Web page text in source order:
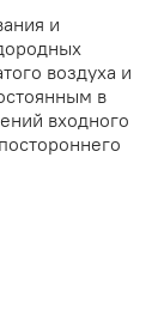
и
воздуха и
в
входного